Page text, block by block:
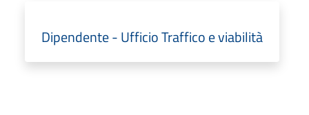
Dipendente - Ufficio Traffico e viabilità